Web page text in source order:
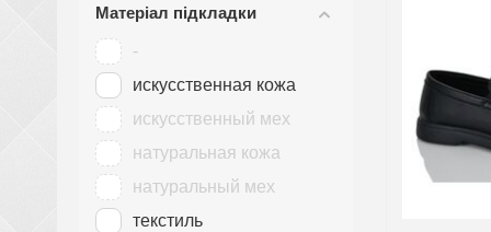
Матеріал підкладки
-
искусственная кожа
искусственный мех
натуральная кожа
натуральный мех
текстиль